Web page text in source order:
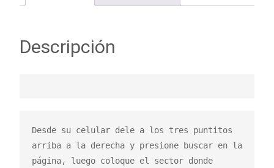
Descripción
Desde su celular dele a los tres puntitos
arriba a la derecha y presione buscar en la
página, luego coloque el sector donde